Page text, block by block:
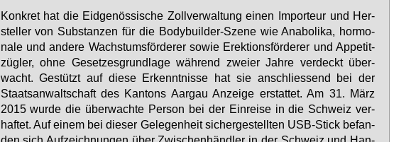
Kon­kret hat die Eid­ge­nös­si­sche Zoll­ver­wal­tung ei­nen Im­por­teur und Her­
stel­ler von Sub­stan­zen für die Bo­dy­buil­der-Sze­ne wie Ana­bo­li­ka, hor­mo­
na­le und an­de­re Wachs­tums­för­de­rer so­wie Erek­ti­ons­för­de­rer und Ap­pe­tit­
züg­ler, oh­ne Ge­set­zes­grund­la­ge wäh­rend zwei­er Jah­re ver­deckt über­
wacht. Ge­stützt auf die­se Er­kennt­nis­se hat sie an­schlies­send bei der
Staats­an­walt­schaft des Kan­tons Aar­gau An­zei­ge er­stat­tet. Am 31. März
2015 wur­de die über­wach­te Per­son bei der Ein­rei­se in die Schweiz ver­
haf­tet. Auf ei­nem bei die­ser Ge­le­gen­heit si­cher­ge­stell­ten USB-Stick be­fan­